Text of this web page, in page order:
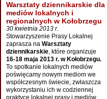
Warsztaty dziennikarskie dla
mediów lokalnych i
regionalnych w Kołobrzegu
30 kwietnia 2013 r.
Stowarzyszenie Prasy Lokalnej
zaprasza na Warsztaty
dziennikarskie, które organizuje
16-18 maja 2013 r. w Kołobrzegu.
To spotkanie lokalnych mediów
poświęcamy nowym mediom we
współczesnym świecie, zwłaszcza
wykorzystaniu ich w codziennej